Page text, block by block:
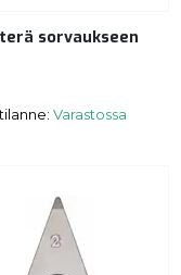
sorvaukseen
Varastossa